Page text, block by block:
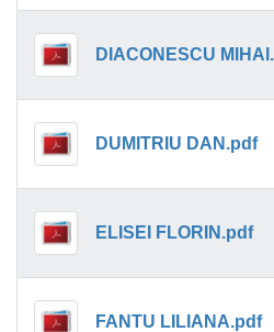
DIACONESCU
DUMITRIU DAN.pdf
ELISEI FLORIN.pdf
FANTU LILIANA.pdf